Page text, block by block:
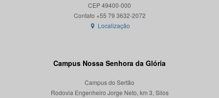
CEP 49400-000
Localização
Campus Nossa Senhora da Glória
Campus do Sertão
Rodovia Engenheiro Jorge Neto, km 3, Silos